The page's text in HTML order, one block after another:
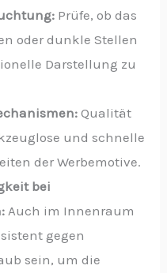
Prüfe, ob das
oder dunkle Stellen
Darstellung zu
Qualität
und schnelle
der Werbemotive.
bei
Auch im Innenraum
gegen
sein, um die